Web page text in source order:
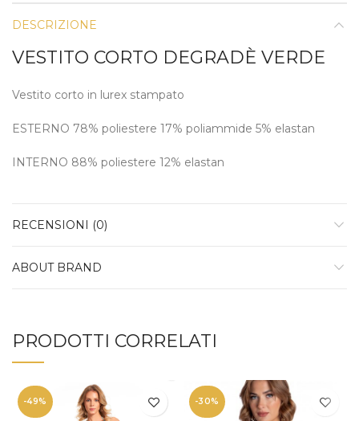
DESCRIZIONE
VESTITO CORTO DEGRADÈ VERDE
Vestito corto in lurex stampato
ESTERNO 78% poliestere 17% poliammide 5% elastan
INTERNO 88% poliestere 12% elastan
RECENSIONI (0)
ABOUT BRAND
PRODOTTI CORRELATI
-49% -30%